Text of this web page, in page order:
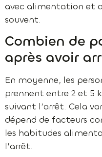
avec alimentation et
souvent.
Combien de
après avoir
En moyenne, les
prennent entre 2 et 5
suivant l’arrêt. Cela
dépend de facteurs
les habitudes
l’arrêt.